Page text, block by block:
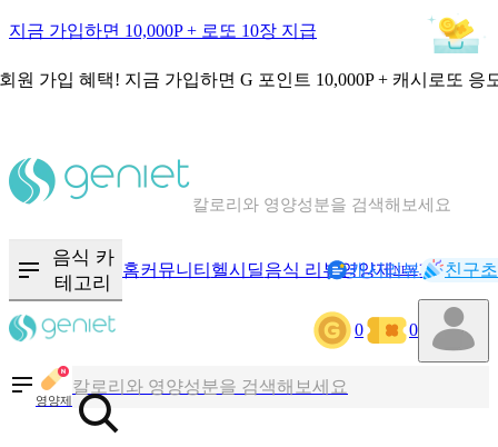
지금 가입하면 10,000P + 로또 10장 지급
원 가입 혜택! 지금 가입하면 G 포인트 10,000P + 캐시로또 응
칼로리와 영양성분을 검색해보세요
음식 카
테고리
홈커뮤니티 헬시딜음식 리뷰영양제NEW기록
캐시리뷰 친구
0 0
영양제
칼로리와 영양성분을 검색해보세요
혈당 · 다이어트 음식 검색해보세요